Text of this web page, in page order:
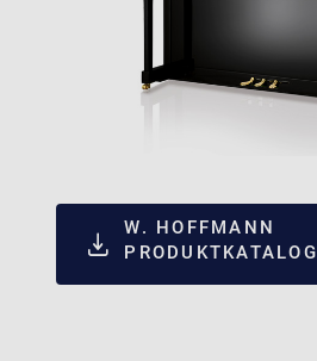
W. HOFFMANN
PRODUKTKATALOG